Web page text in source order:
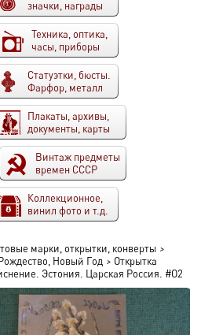
значки, награды
Техника, оптика,
часы, приборы
Статуэтки, бюсты.
Фарфор, металл
Плакаты, архивы,
документы, карты
Винтаж предметы
времен СССР
Коллекционное,
винил фото и т.д.
марки, открытки, конверты >
Новый Год > Открытка
Эстония. Царская Россия. #O2